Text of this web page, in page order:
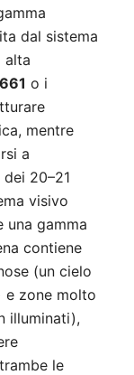
dal sistema
alta
o i
mentre
a
20–21
visivo
una gamma
contiene
(un cielo
e zone molto
illuminati),
le